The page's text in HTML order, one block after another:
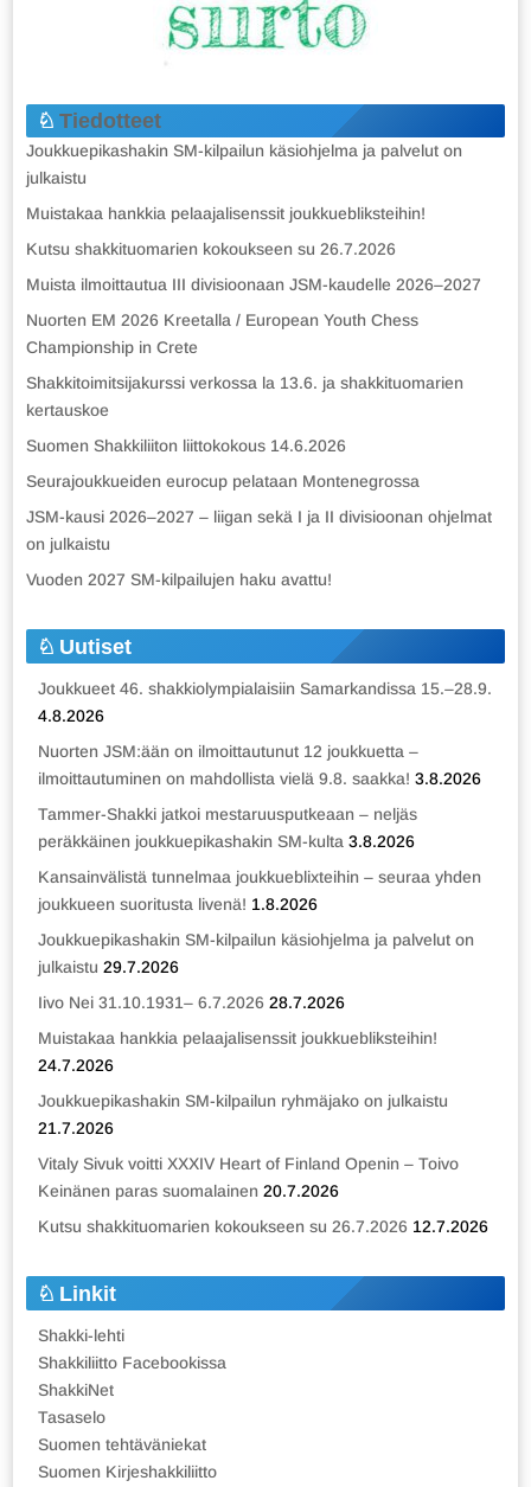
Tiedotteet
Joukkuepikashakin SM-kilpailun käsiohjelma ja palvelut on
julkaistu
Muistakaa hankkia pelaajalisenssit joukkuebliksteihin!
Kutsu shakkituomarien kokoukseen su 26.7.2026
Muista ilmoittautua III divisioonaan JSM-kaudelle 2026–2027
Nuorten EM 2026 Kreetalla / European Youth Chess
Championship in Crete
Shakkitoimitsijakurssi verkossa la 13.6. ja shakkituomarien
kertauskoe
Suomen Shakkiliiton liittokokous 14.6.2026
Seurajoukkueiden eurocup pelataan Montenegrossa
JSM-kausi 2026–2027 – liigan sekä I ja II divisioonan ohjelmat
on julkaistu
Vuoden 2027 SM-kilpailujen haku avattu!
Uutiset
Joukkueet 46. shakkiolympialaisiin Samarkandissa 15.–28.9.
4.8.2026
Nuorten JSM:ään on ilmoittautunut 12 joukkuetta –
ilmoittautuminen on mahdollista vielä 9.8. saakka! 3.8.2026
Tammer-Shakki jatkoi mestaruusputkeaan – neljäs
peräkkäinen joukkuepikashakin SM-kulta 3.8.2026
Kansainvälistä tunnelmaa joukkueblixteihin – seuraa yhden
joukkueen suoritusta livenä! 1.8.2026
Joukkuepikashakin SM-kilpailun käsiohjelma ja palvelut on
julkaistu 29.7.2026
Iivo Nei 31.10.1931– 6.7.2026 28.7.2026
Muistakaa hankkia pelaajalisenssit joukkuebliksteihin!
24.7.2026
Joukkuepikashakin SM-kilpailun ryhmäjako on julkaistu
21.7.2026
Vitaly Sivuk voitti XXXIV Heart of Finland Openin – Toivo
Keinänen paras suomalainen 20.7.2026
Kutsu shakkituomarien kokoukseen su 26.7.2026 12.7.2026
Linkit
Shakki-lehti
Shakkiliitto Facebookissa
ShakkiNet
Tasaselo
Suomen tehtäväniekat
Suomen Kirjeshakkiliitto